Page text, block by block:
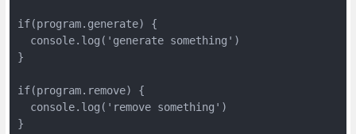
if(program.generate) {
  console.log('generate something')
}
if(program.remove) {
  console.log('remove something')
}